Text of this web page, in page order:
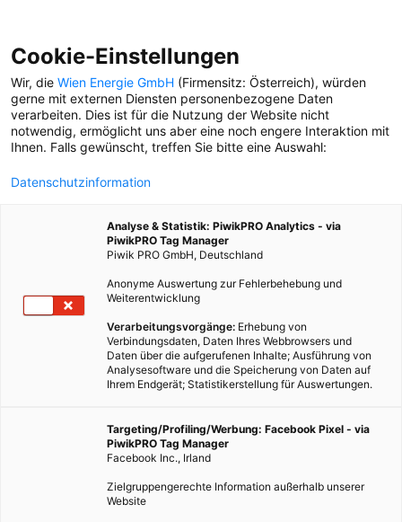
UNGARN
bäckt? Das weiß Julia Aff.
Sie arbeitet in der
Betriebsküche der Wiener
Cookie-Einstellungen
Wir, die Wien Energie GmbH (Firmensitz: Österreich), würden
gerne mit externen Diensten personenbezogene Daten
verarbeiten. Dies ist für die Nutzung der Website nicht
notwendig, ermöglicht uns aber eine noch engere Interaktion mit
Ihnen. Falls gewünscht, treffen Sie bitte eine Auswahl:
Datenschutzinformation
Analyse & Statistik: PiwikPRO Analytics - via
PiwikPRO Tag Manager
Piwik PRO GmbH, Deutschland
Anonyme Auswertung zur Fehlerbehebung und
Weiterentwicklung
Verarbeitungsvorgänge: Erhebung von
Verbindungsdaten, Daten Ihres Webbrowsers und
Daten über die aufgerufenen Inhalte; Ausführung von
Analysesoftware und die Speicherung von Daten auf
Ihrem Endgerät; Statistikerstellung für Auswertungen.
Targeting/Profiling/Werbung: Facebook Pixel - via
PiwikPRO Tag Manager
Facebook Inc., Irland
Zielgruppengerechte Information außerhalb unserer
Website